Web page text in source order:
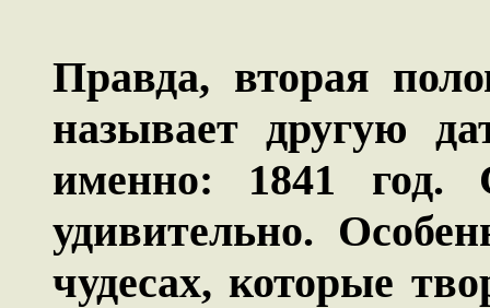
Правда, вторая
называет другую
именно: 1841 год.
удивительно.
чудесах, которые